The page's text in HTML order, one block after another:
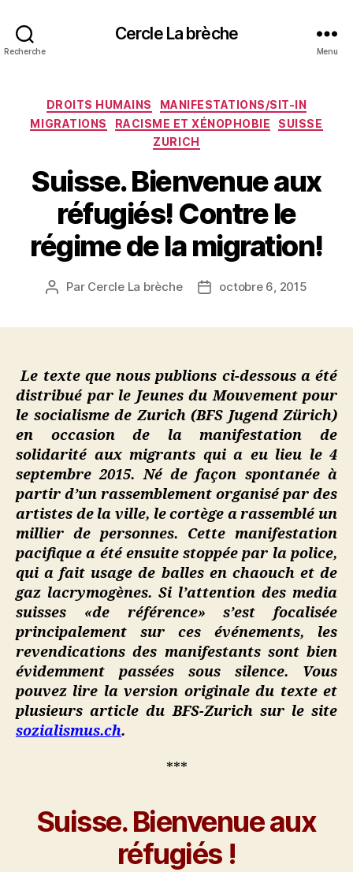
Recherche
Cercle La brèche
Menu
Catégories
DROITS HUMAINS
MANIFESTATIONS/SIT-IN
MIGRATIONS
RACISME ET XÉNOPHOBIE
SUISSE
ZURICH
Suisse. Bienvenue aux
réfugiés! Contre le
régime de la migration!
Auteur
Par Cercle La brèche
Dateoctobre 6, 2015
Le texte que nous publions ci-dessous a été
distribué par le Jeunes du Mouvement pour
le socialisme de Zurich (BFS Jugend Zürich)
en occasion de la manifestation de
solidarité aux migrants qui a eu lieu le 4
septembre 2015. Né de façon spontanée à
partir d’un rassemblement organisé par des
artistes de la ville, le cortège a rassemblé un
millier de personnes. Cette manifestation
pacifique a été ensuite stoppée par la police,
qui a fait usage de balles en chaouch et de
gaz lacrymogènes. Si l’attention des media
suisses «de référence» s’est focalisée
principalement sur ces événements, les
revendications des manifestants sont bien
évidemment passées sous silence. Vous
pouvez lire la version originale du texte et
plusieurs article du BFS-Zurich sur le site
sozialismus.ch.
***
Suisse. Bienvenue aux
réfugiés !